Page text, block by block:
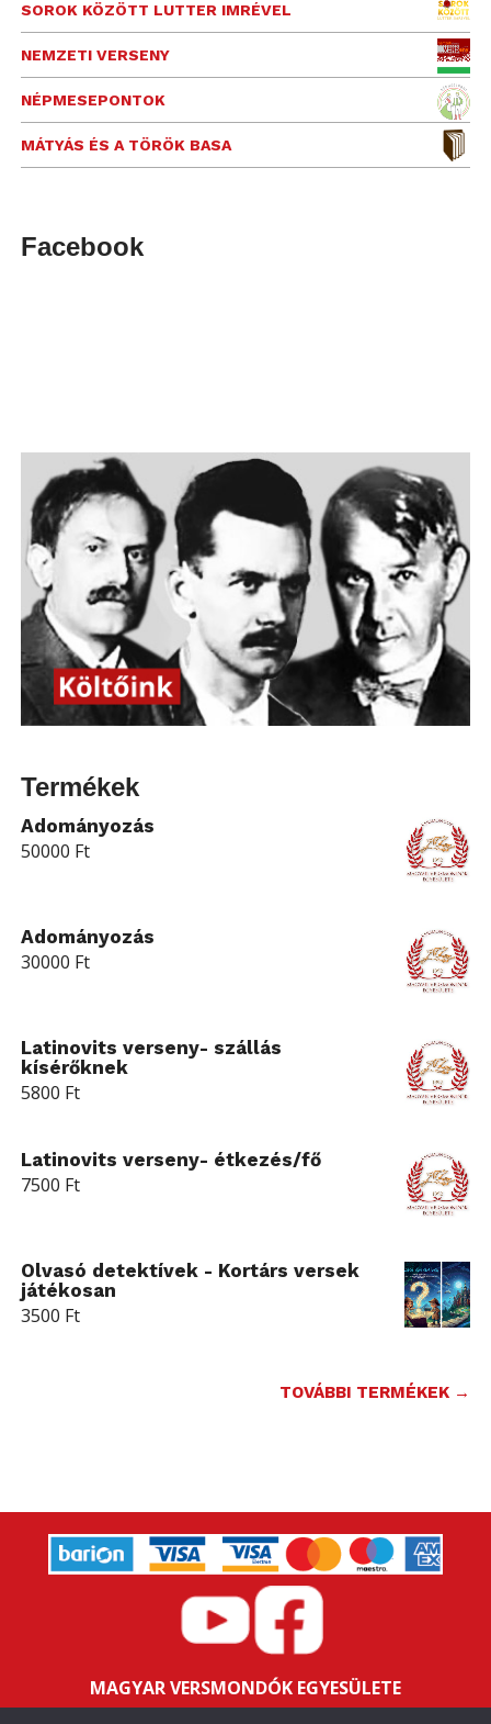
SOROK KÖZÖTT LUTTER IMRÉVEL
NEMZETI VERSENY
NÉPMESEPONTOK
MÁTYÁS ÉS A TÖRÖK BASA
Facebook
Termékek
Adományozás
50000 Ft
Adományozás
30000 Ft
Latinovits verseny- szállás
kísérőknek
5800 Ft
Latinovits verseny- étkezés/fő
7500 Ft
Olvasó detektívek - Kortárs versek
játékosan
3500 Ft
TOVÁBBI TERMÉKEK →
MAGYAR VERSMONDÓK EGYESÜLETE